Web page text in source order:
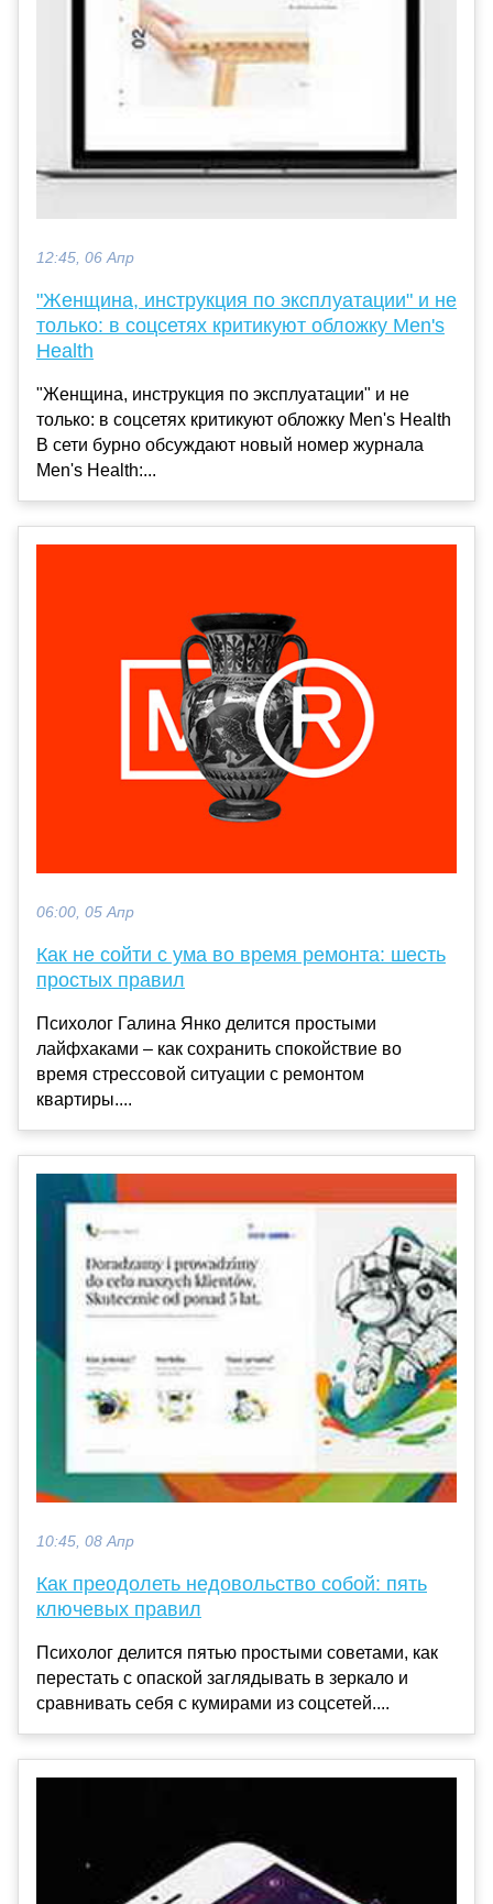
12:45, 06 Апр
"Женщина, инструкция по эксплуатации" и не
только: в соцсетях критикуют обложку Men's
Health
"Женщина, инструкция по эксплуатации" и не
только: в соцсетях критикуют обложку Men's Health
В сети бурно обсуждают новый номер журнала
Men's Health:...
06:00, 05 Апр
Как не сойти с ума во время ремонта: шесть
простых правил
Психолог Галина Янко делится простыми
лайфхаками – как сохранить спокойствие во
время стрессовой ситуации с ремонтом
квартиры....
10:45, 08 Апр
Как преодолеть недовольство собой: пять
ключевых правил
Психолог делится пятью простыми советами, как
перестать с опаской заглядывать в зеркало и
сравнивать себя с кумирами из соцсетей....